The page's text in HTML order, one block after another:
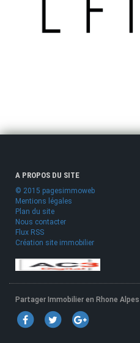
A PROPOS DU SITE
© 2015 pagesimmoweb
Mentions légales
Plan du site
Nous contacter
Flux RSS
Création site immobilier
Partager Immobilier en Rhone Alpes